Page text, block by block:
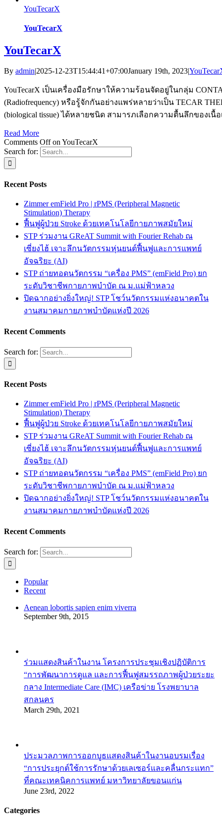
YouTecarX
YouTecarX
YouTecarX
By admin|2025-12-23T15:44:41+07:00January 19th, 2023|
YouTecarX เป็นเครื่องมือรักษาให้ความร้อนจัดอยู่ในกลุ่ม
(Radiofrequency) หรือรู้จักกันอย่างแพร่หลายว่าเป็น TECAR
(biological tissue) ได้หลายชนิด สามารภเลือกความตื้นลึกของเนื้
Read More
Comments Offon YouTecarX
Search for:
Recent Posts
Zimmer emField Pro | rPMS (Peripheral Magnetic
Stimulation) Therapy
ฟื้นฟูผู้ป่วย Stroke ด้วยเทคโนโลยีกายภาพสมัยใหม่
STP ร่วมงาน GReAT Summit with Fourier Rehab ณ
เซี่ยงไฮ้ เจาะลึกนวัตกรรมหุ่นยนต์ฟื้นฟูและการแพทย์
อัจฉริยะ (AI)
STP ถ่ายทอดนวัตกรรม “เครื่อง PMS” (emField Pro) ยก
ระดับวิชาชีพกายภาพบำบัด ณ ม.แม่ฟ้าหลวง
ปิดฉากอย่างยิ่งใหญ่! STP โชว์นวัตกรรมแห่งอนาคตใน
งานสมาคมกายภาพบำบัดแห่งปี 2026
Recent Comments
Search for:
Recent Posts
Zimmer emField Pro | rPMS (Peripheral Magnetic
Stimulation) Therapy
ฟื้นฟูผู้ป่วย Stroke ด้วยเทคโนโลยีกายภาพสมัยใหม่
STP ร่วมงาน GReAT Summit with Fourier Rehab ณ
เซี่ยงไฮ้ เจาะลึกนวัตกรรมหุ่นยนต์ฟื้นฟูและการแพทย์
อัจฉริยะ (AI)
STP ถ่ายทอดนวัตกรรม “เครื่อง PMS” (emField Pro) ยก
ระดับวิชาชีพกายภาพบำบัด ณ ม.แม่ฟ้าหลวง
ปิดฉากอย่างยิ่งใหญ่! STP โชว์นวัตกรรมแห่งอนาคตใน
งานสมาคมกายภาพบำบัดแห่งปี 2026
Recent Comments
Search for:
Popular
Recent
Aenean lobortis sapien enim viverra
September 9th, 2015
ร่วมแสดงสินค้าในงาน โครงการประชุมเชิงปฏิบัติการ
“การพัฒนาการดูแล และการฟื้นฟูสมรรถภาพผู้ป่วยระยะ
กลาง Intermediate Care (IMC) เครือข่าย โรงพยาบาล
สกลนคร
March 29th, 2021
ประมวลภาพการออกบูธแสดงสินค้าในงานอบรมเรื่อง
“การประยุกต์ใช้การรักษาด้วยเลเซอร์และคลื่นกระแทก”
ที่คณะเทคนิคการแพทย์ มหาวิทยาลัยขอนแก่น
June 23rd, 2022
Categories